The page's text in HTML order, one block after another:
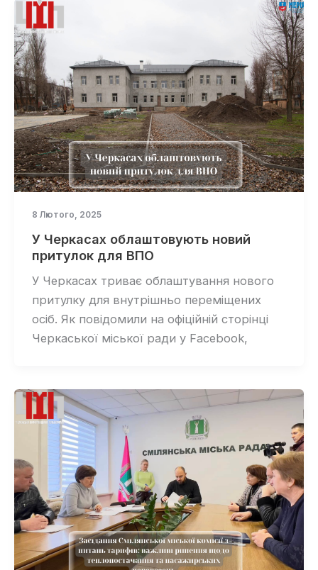
8 Лютого, 2025
У Черкасах облаштовують новий
притулок для ВПО
У Черкасах триває облаштування нового
притулку для внутрішньо переміщених
осіб. Як повідомили на офіційній сторінці
Черкаської міської ради у Facebook,